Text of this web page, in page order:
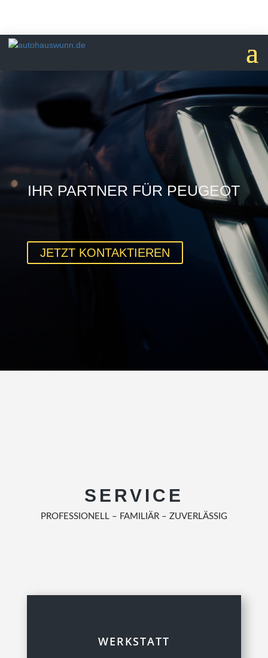
IHR PARTNER FÜR PEUGEOT
JETZT KONTAKTIEREN
SERVICE
PROFESSIONELL – FAMILIÄR – ZUVERLÄSSIG
WERKSTATT